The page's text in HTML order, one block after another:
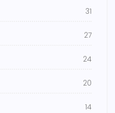
31
27
24
20
14